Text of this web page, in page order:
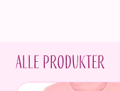
Alle produkter